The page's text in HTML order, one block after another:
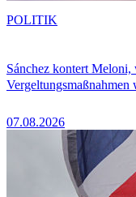
Sánchez kontert Meloni,
07.08.2026
POLITIK